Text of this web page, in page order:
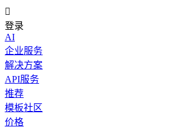

登录
AI
企业服务
解决方案
API服务
推荐
模板社区
价格